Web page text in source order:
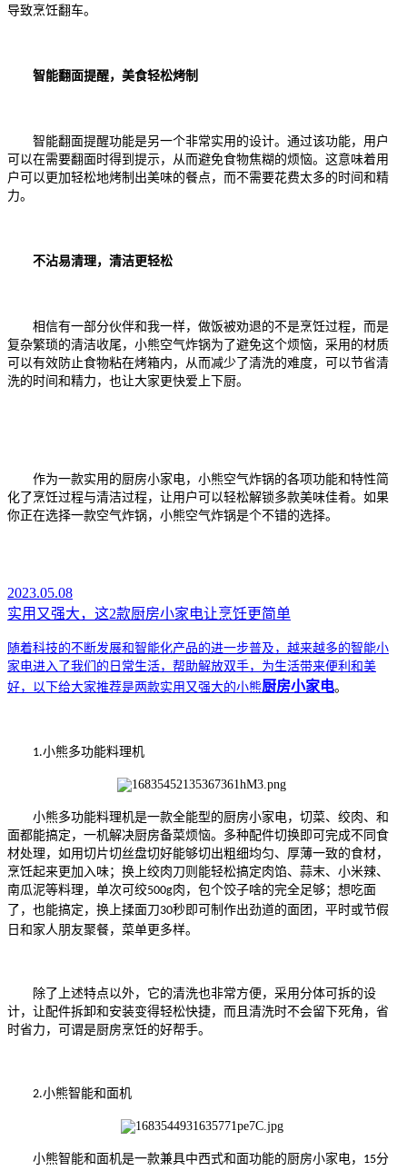
导致烹饪翻车。
智能翻面提醒，美食轻松烤制
智能翻面提醒功能是另一个非常实用的设计。通过该功能，用户
可以在需要翻面时得到提示，从而避免食物焦糊的烦恼。这意味着用
户可以更加轻松地烤制出美味的餐点，而不需要花费太多的时间和精
力。
不沾易清理，清洁更轻松
相信有一部分伙伴和我一样，做饭被劝退的不是烹饪过程，而是
复杂繁琐的清洁收尾，小熊空气炸锅为了避免这个烦恼，采用的材质
可以有效防止食物粘在烤箱内，从而减少了清洗的难度，可以节省清
洗的时间和精力，也让大家更快爱上下厨。
作为一款实用的厨房小家电，小熊空气炸锅的各项功能和特性简
化了烹饪过程与清洁过程， 让用户可以轻松解锁多款美味佳肴。如果
你正在选择一款空气炸锅，小熊空气炸锅是个不错的选择。
2023.05.08
实用又强大，这2款厨房小家电让烹饪更简单
随着科技的不断发展和智能化产品的进一步普及，越来越多的智能小
家电进入了我们的日常生活，帮助解放双手，为生活带来便利和美
好，以下给大家推荐是两款实用又强大的小熊厨房小家电。
1.小熊多功能料理机
小熊多功能料理机是一款全能型的厨房小家电，切菜、绞肉、和
面都能搞定，一机解决厨房备菜烦恼。多种配件切换即可完成不同食
材处理，如用切片切丝盘切好能够切出粗细均匀、厚薄一致的食材，
烹饪起来更加入味；换上绞肉刀则能轻松搞定肉馅、蒜末、小米辣、
南瓜泥等料理，单次可绞500g肉，包个饺子啥的完全足够；想吃面
了，也能搞定，换上揉面刀30秒即可制作出劲道的面团，平时或节假
日和家人朋友聚餐，菜单更多样。
除了上述特点以外，它的清洗也非常方便，采用分体可拆的设
计，让配件拆卸和安装变得轻松快捷，而且清洗时不会留下死角，省
时省力，可谓是厨房烹饪的好帮手。
2.小熊智能和面机
小熊智能和面机是一款兼具中西式和面功能的厨房小家电， 15分